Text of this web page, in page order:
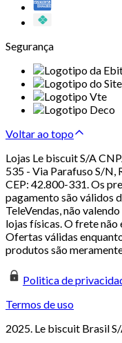
Segurança
Voltar ao topo
Lojas Le biscuit S/A
535 - Via Parafuso S/N,
CEP: 42.800-331. Os
pagamento são válidos
TeleVendas, não
lojas físicas. O frete
Ofertas válidas
produtos são
Politica de
Termos de uso
2025. Le biscuit Brasil